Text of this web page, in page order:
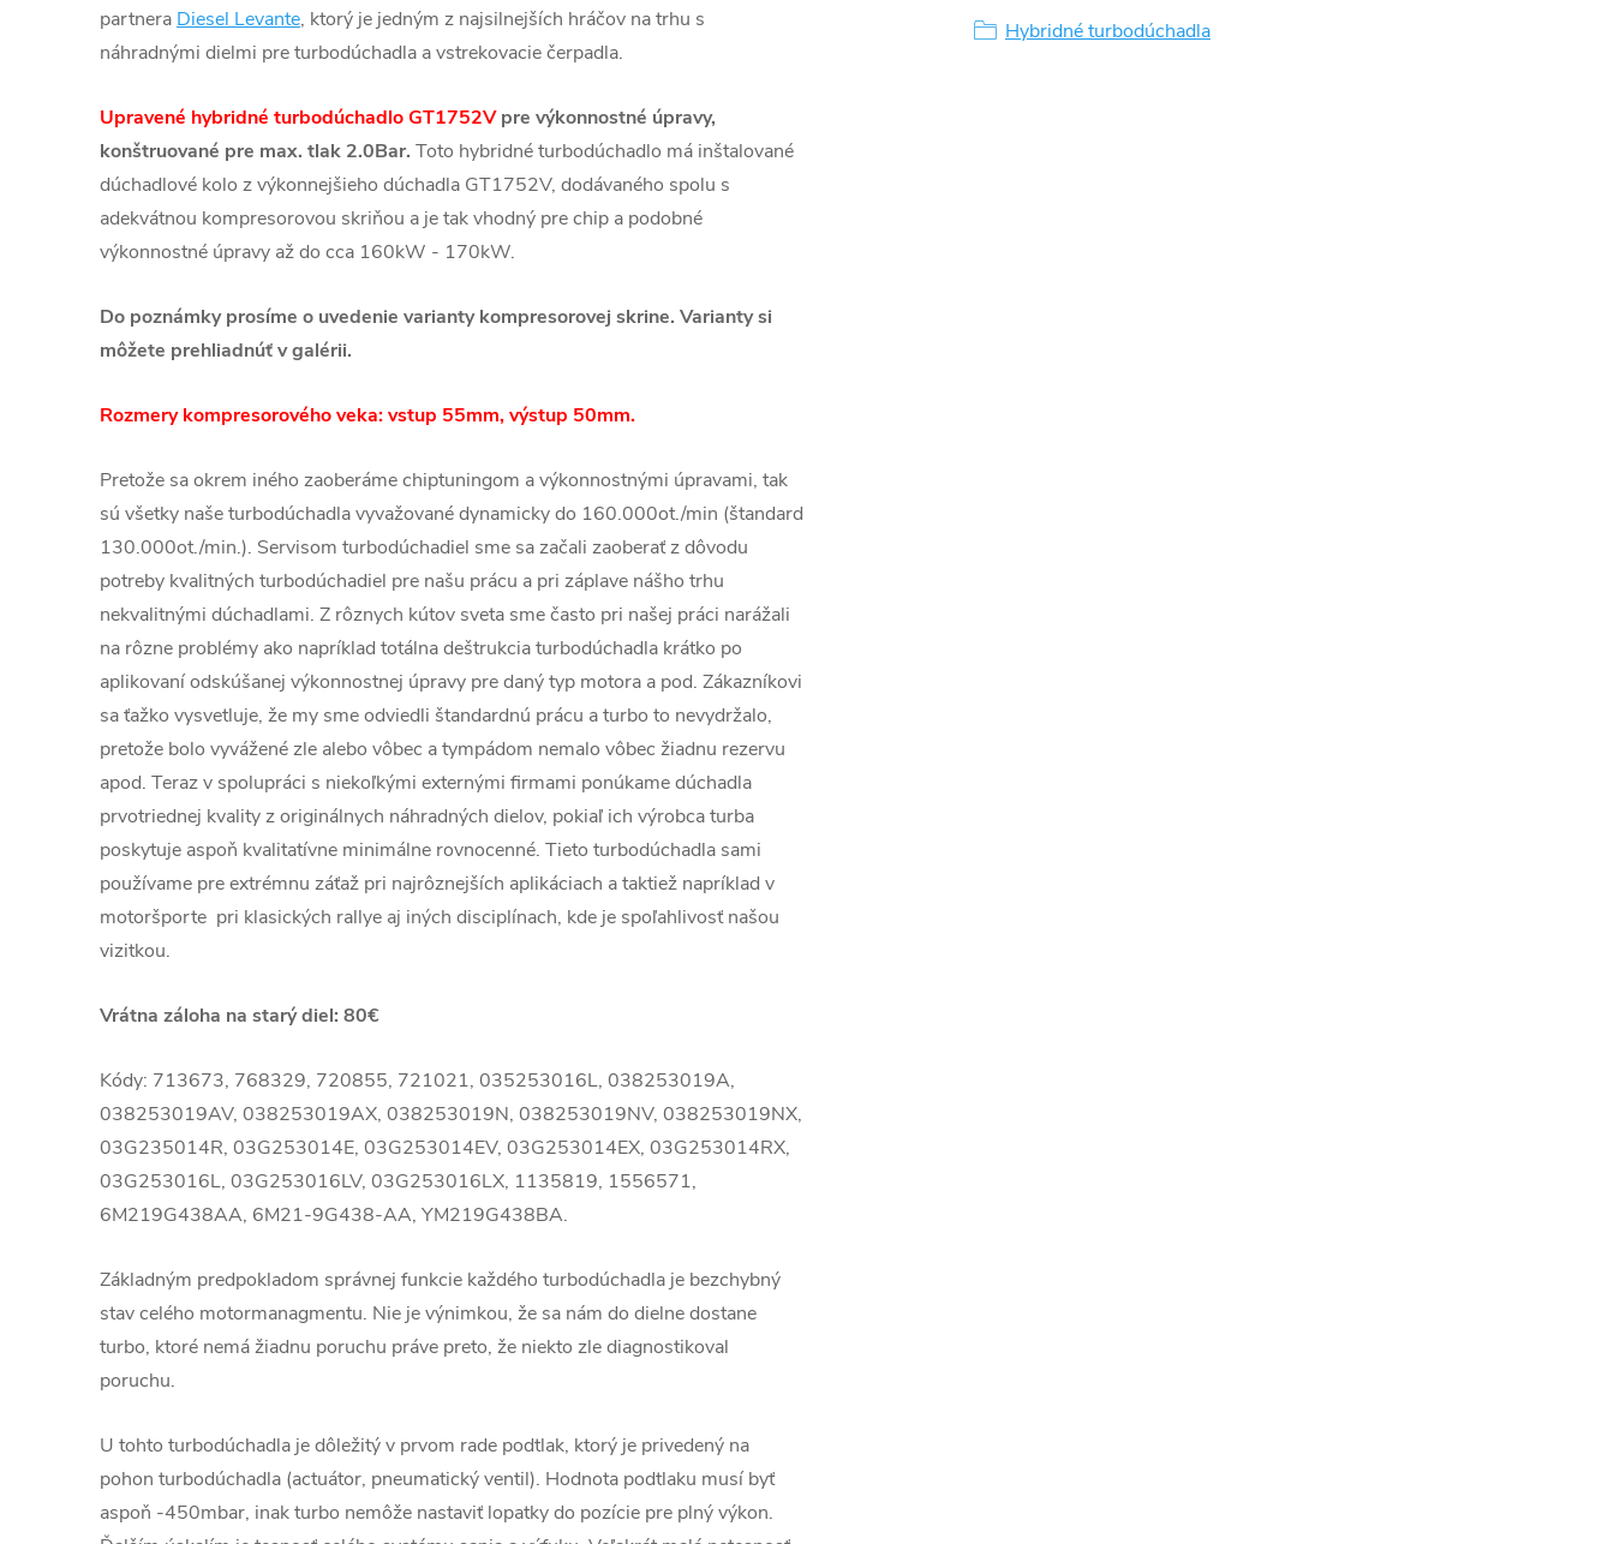
partnera Diesel Levante, ktorý je jedným z najsilnejších hráčov na trhu s
náhradnými dielmi pre turbodúchadla a vstrekovacie čerpadla.
Upravené hybridné turbodúchadlo GT1752Vpre výkonnostné úpravy,
konštruované pre max. tlak 2.0Bar. Toto hybridné turbodúchadlo má inštalované
dúchadlové kolo z výkonnejšieho dúchadla GT1752V, dodávaného spolu s
adekvátnou kompresorovou skriňou a je tak vhodný pre chip a podobné
výkonnostné úpravy až do cca 160kW - 170kW.
Do poznámky prosíme o uvedenie varianty kompresorovej skrine. Varianty si
môžete prehliadnúť v galérii.
Rozmery kompresorového veka: vstup 55mm, výstup 50mm.
Pretože sa okrem iného zaoberáme chiptuningom a výkonnostnými úpravami, tak
sú všetky naše turbodúchadla vyvažované dynamicky do 160.000ot./min (štandard
130.000ot./min.). Servisom turbodúchadiel sme sa začali zaoberať z dôvodu
potreby kvalitných turbodúchadiel pre našu prácu a pri záplave nášho trhu
nekvalitnými dúchadlami. Z rôznych kútov sveta sme často pri našej práci narážali
na rôzne problémy ako napríklad totálna deštrukcia turbodúchadla krátko po
aplikovaní odskúšanej výkonnostnej úpravy pre daný typ motora a pod. Zákazníkovi
sa ťažko vysvetluje, že my sme odviedli štandardnú prácu a turbo to nevydržalo,
pretože bolo vyvážené zle alebo vôbec a tympádom nemalo vôbec žiadnu rezervu
apod. Teraz v spolupráci s niekoľkými externými firmami ponúkame dúchadla
prvotriednej kvality z originálnych náhradných dielov, pokiaľ ich výrobca turba
poskytuje aspoň kvalitatívne minimálne rovnocenné. Tieto turbodúchadla sami
používame pre extrémnu záťaž pri najrôznejších aplikáciach a taktiež napríklad v
motoršporte pri klasických rallye aj iných disciplínach, kde je spoľahlivosť našou
vizitkou.
Vrátna záloha na starý diel: 80€
Kódy: 713673, 768329, 720855, 721021, 035253016L, 038253019A,
038253019AV, 038253019AX, 038253019N, 038253019NV, 038253019NX,
03G235014R, 03G253014E, 03G253014EV, 03G253014EX, 03G253014RX,
03G253016L, 03G253016LV, 03G253016LX, 1135819, 1556571,
6M219G438AA, 6M21-9G438-AA, YM219G438BA.
Základným predpokladom správnej funkcie každého turbodúchadla je bezchybný
stav celého motormanagmentu. Nie je výnimkou, že sa nám do dielne dostane
turbo, ktoré nemá žiadnu poruchu práve preto, že niekto zle diagnostikoval
poruchu.
U tohto turbodúchadla je dôležitý v prvom rade podtlak, ktorý je privedený na
pohon turbodúchadla (actuátor, pneumatický ventil). Hodnota podtlaku musí byť
aspoň -450mbar, inak turbo nemôže nastaviť lopatky do pozície pre plný výkon.
Hybridné turbodúchadla